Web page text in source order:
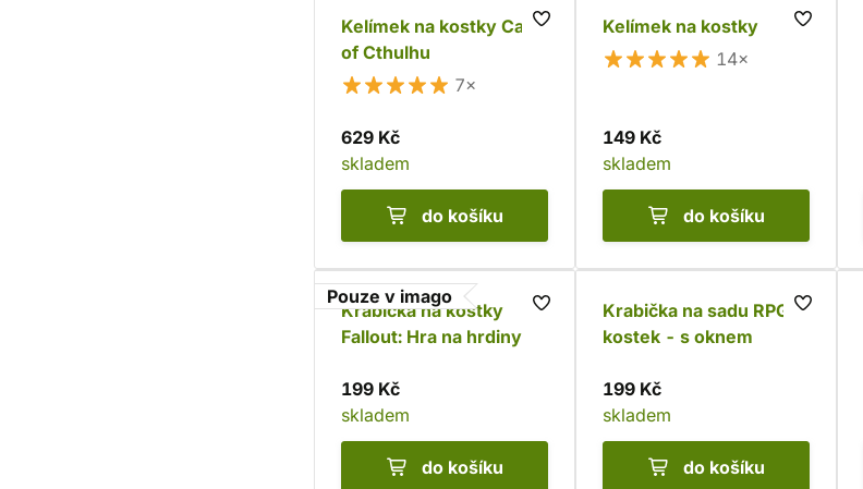
Kelímek na kostky Call
of Cthulhu
7×
629 Kč
skladem
do košíku
Kelímek na kostky
14×
149 Kč
skladem
do košíku
Pouze v imago
Krabička na kostky
Fallout: Hra na hrdiny
199 Kč
skladem
do košíku
Krabička na sadu RPG
kostek - s oknem
199 Kč
skladem
do košíku